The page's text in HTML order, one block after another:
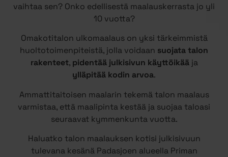
vaihtaa sen? Onko edellisestä maalauskerrasta jo yli
10 vuotta?
Omakotitalon ulkomaalaus on yksi tärkeimmistä
huoltotoimenpiteistä, jolla voidaan suojata talon
rakenteet, pidentää julkisivun käyttöikääja
ylläpitää kodin arvoa.
Ammattitaitoisen maalarin tekemä talon maalaus
varmistaa, että maalipinta kestää ja suojaa taloasi
seuraavat kymmenkunta vuotta.
Haluatko talon maalauksen kotisi julkisivuun
tulevana kesänä Padasjoen alueella Priman